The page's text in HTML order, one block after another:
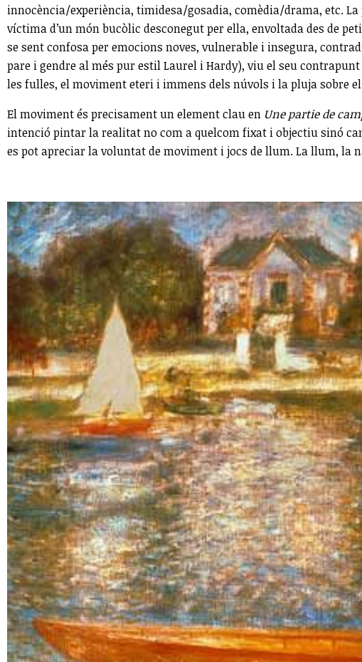
innocència/experiència, timidesa/gosadia, comèdia/drama, etc.
víctima d’un món bucòlic desconegut per ella, envoltada des de
se sent confosa per emocions noves, vulnerable i insegura,
pare i gendre al més pur estil Laurel i Hardy), viu el seu
les fulles, el moviment eteri i immens dels núvols i la pluja sobre
El moviment és precisament un element clau en Une partie de
intenció pintar la realitat no com a quelcom fixat i objectiu sinó
es pot apreciar la voluntat de moviment i jocs de llum. La llum, la